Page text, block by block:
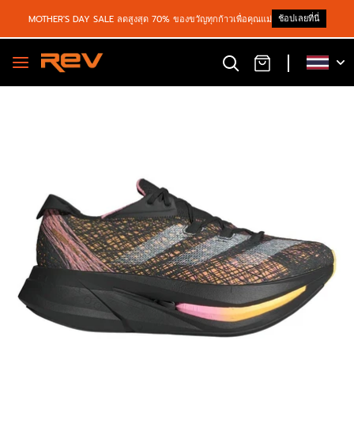
MOTHER'S DAY SALE ลดสูงสุด 70% ของขวัญทุกก้าวเพื่อคุณแม่ ช้อปเลยที่นี่